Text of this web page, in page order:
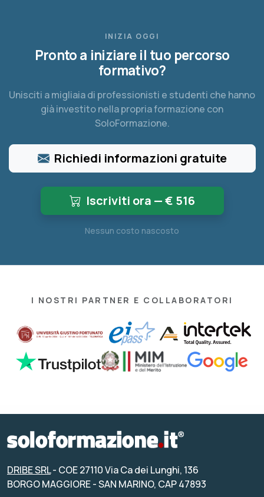
INIZIA OGGI
Pronto a iniziare il tuo percorso
formativo?
Unisciti a migliaia di professionisti e studenti che hanno
già investito nella propria formazione con
SoloFormazione.
Richiedi informazioni gratuite
Iscriviti ora — € 516
Nessun costo nascosto
I NOSTRI PARTNER E COLLABORATORI
DRIBE SRL- COE 27110 Via Ca dei Lunghi, 136
BORGO MAGGIORE - SAN MARINO, CAP 47893